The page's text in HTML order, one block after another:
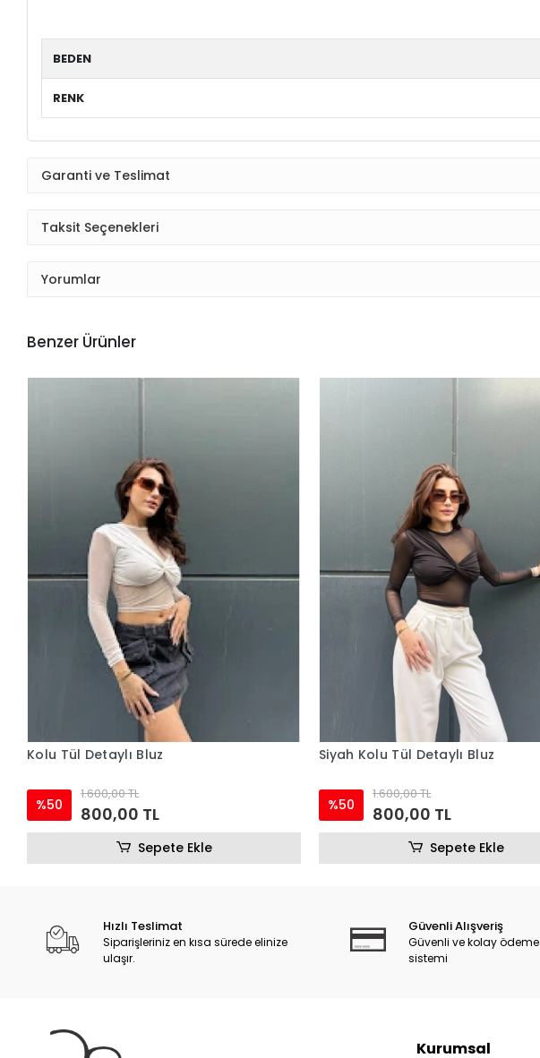
BEDEN
RENK
Garanti ve Teslimat
Taksit Seçenekleri
Yorumlar
Benzer Ürünler
Kolu Tül Detaylı Bluz
%50
1.600,00 TL
800,00 TL
Sepete Ekle
Siyah Kolu Tül Detaylı Bluz
%50
1.600,00 TL
800,00 TL
Sepete Ekle
Hızlı Teslimat
Siparişleriniz en kısa sürede elinize
ulaşır.
Güvenli Alışveriş
Güvenli ve kolay ödeme
sistemi
Kurumsal